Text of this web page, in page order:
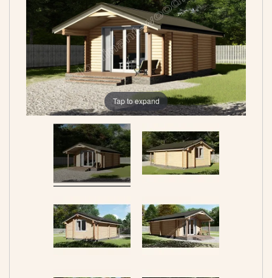
Tap to expand